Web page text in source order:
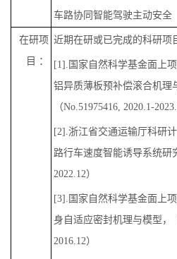
车路协同智能驾驶主动安全
在研项
目 ：
近期在研或已完成的科研项
[1].国家自然科学基金面上
铝异质薄板预补偿滚合机理
（No.51975416, 2020.1-
[2].浙江省交通运输厅科研
路行车速度智能诱导系统研
2022.12）
[3].国家自然科学基金面上
身自适应密封机理与模型，
2016.12）